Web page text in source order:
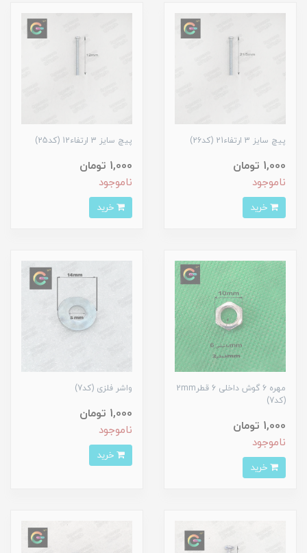
پیچ سایز 3 ارتفاء21 (کد26)
1,000 تومان
ناموجود
پیچ سایز 3 ارتفاء12 (کد25)
1,000 تومان
ناموجود
مهره 6 گوش داخلی 6 قطر2mm
(کد7)
1,000 تومان
ناموجود
واشر فلزی (کد7)
1,000 تومان
ناموجود